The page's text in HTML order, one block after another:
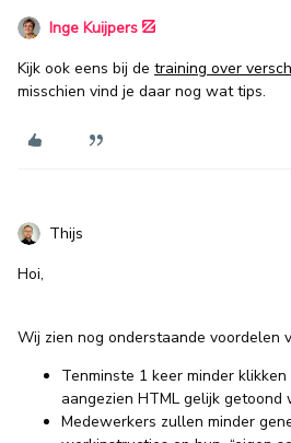
Inge Kuijpers
Kijk ook eens bij de training over
misschien vind je daar nog wat tips.
Thijs
Hoi,
Wij zien nog onderstaande voordelen
Tenminste 1 keer minder
aangezien HTML gelijk getoond
Medewerkers zullen minder